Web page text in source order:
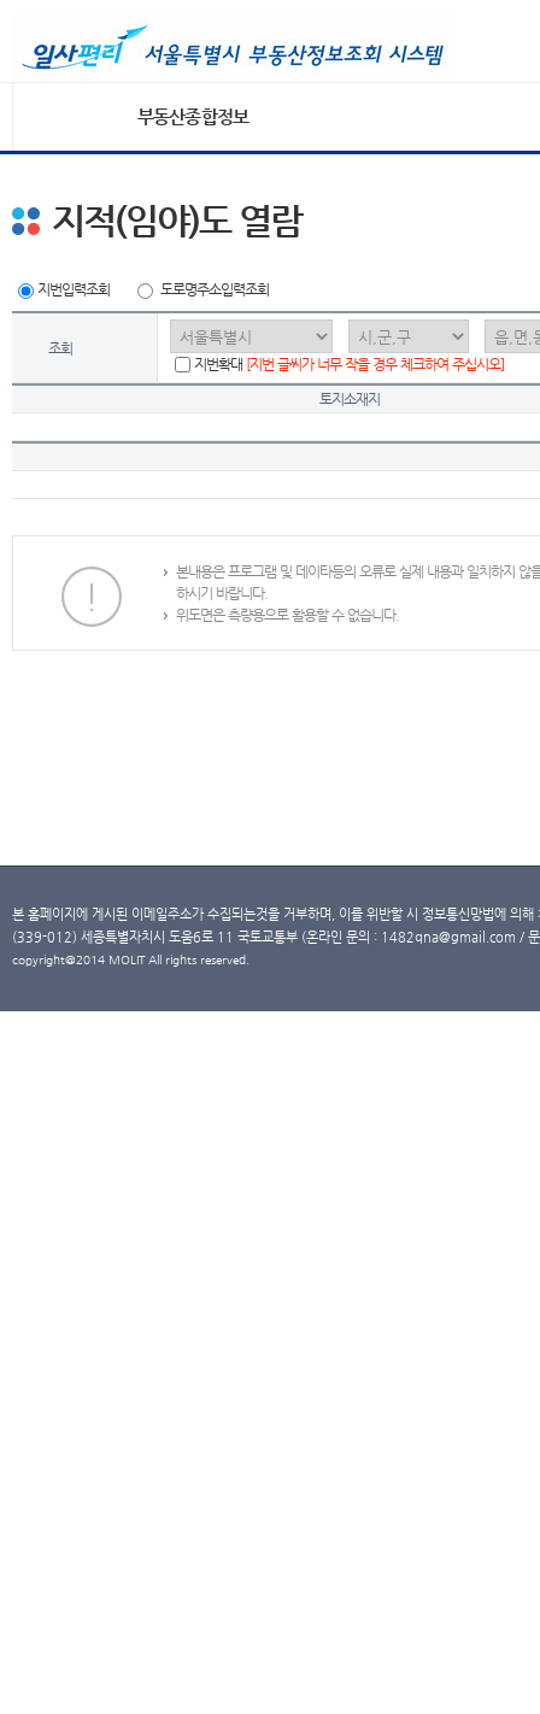
부동산종합정보
지적(임야)도 열람
지번입력조회 도로명주소입력조회
조회
지번확대 [지번 글씨가 너무 작을 경우 체크하여 주십시오]
토지소재지
본내용은 프로그램 및 데이타등의 오류로 실제 내용과 일치하지
하시기 바랍니다.
위도면은 측량용으로 활용할 수 없습니다.
본 홈페이지에 게시된 이메일주소가 수집되는것을 거부하며, 이를 위반할 시 정보통신망법에 의
(339-012) 세종특별자치시 도움6로 11 국토교통부 (온라인 문의 : 1482qna@gmail.com /
copyright@2014 MOLIT All rights reserved.